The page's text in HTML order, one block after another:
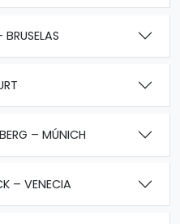
– MÚNICH
– VENECIA